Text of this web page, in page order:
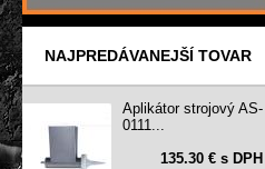
NAJPREDÁVANEJŠÍ TOVAR
Aplikátor strojový AS-
0111...
135.30 € s DPH